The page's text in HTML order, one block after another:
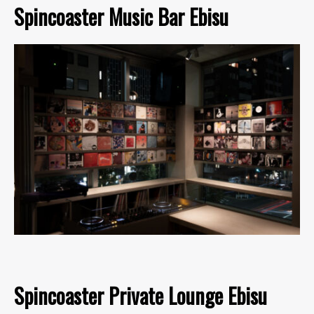
Spincoaster Music Bar Ebisu
Spincoaster Private Lounge Ebisu